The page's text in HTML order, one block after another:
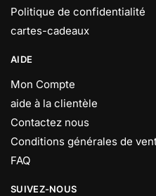
Politique de confidentialité
cartes-cadeaux
AIDE
Mon Compte
aide à la clientèle
Contactez nous
Conditions générales de
FAQ
SUIVEZ-NOUS